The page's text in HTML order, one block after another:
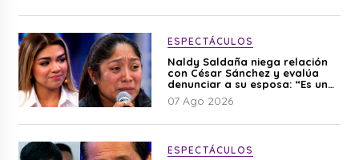
ESPECTÁCULOS
Naldy Saldaña niega relación
con César Sánchez y evalúa
denunciar a su esposa: “Es una
difamación”
07 Ago 2026
ESPECTÁCULOS